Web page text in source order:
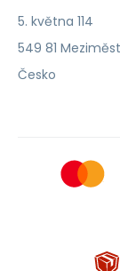
5. května 114
549 81
Česko